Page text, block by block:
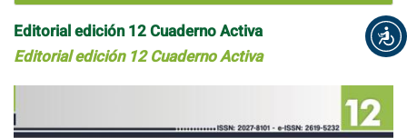
Editorial edición 12 Cuaderno Activa
Editorial edición 12 Cuaderno Activa
Barra
del